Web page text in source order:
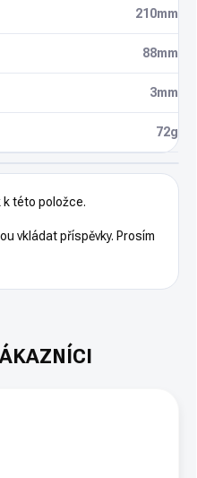
210mm
88mm
3mm
72g
k této položce.
vkládat příspěvky. Prosím